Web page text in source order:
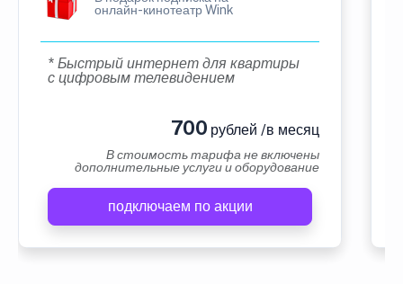
онлайн-кинотеатр Wink
* Быстрый интернет для квартиры
с цифровым телевидением
700 рублей /в месяц
В стоимость тарифа не включены
дополнительные услуги и оборудование
подключаем по акции